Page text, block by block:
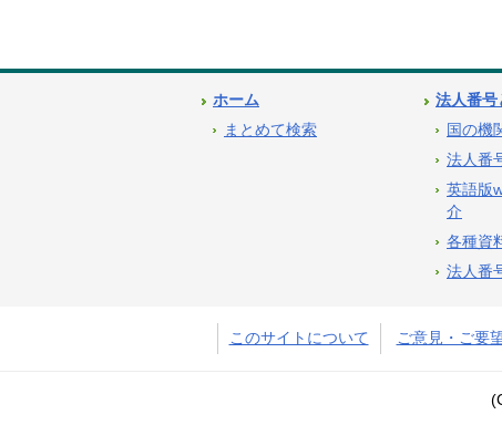
ホーム
まとめて検索
法人番号
国の機
法人番
英語版
介
各種資
法人番
このサイトについて ご意見・ご要